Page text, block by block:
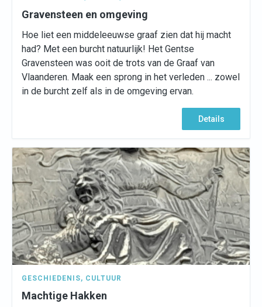
Gravensteen en omgeving
Hoe liet een middeleeuwse graaf zien dat hij macht
had? Met een burcht natuurlijk! Het Gentse
Gravensteen was ooit de trots van de Graaf van
Vlaanderen. Maak een sprong in het verleden ... zowel
in de burcht zelf als in de omgeving ervan.
Details
GESCHIEDENIS, CULTUUR
Machtige Hakken